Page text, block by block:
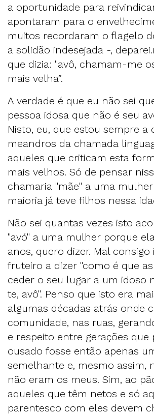
a oportunidade para
apontaram para o
muitos recordaram o flagelo
a solidão indesejada -,
que dizia: "avô, chamam-me
mais velha”.
A verdade é que eu não sei
pessoa idosa que não é seu
Nisto, eu, que estou sempre
meandros da chamada
aqueles que criticam esta
mais velhos. Só de pensar
chamaria "mãe" a uma
maioria já teve filhos nessa
Não sei quantas vezes isto
"avó" a uma mulher porque
anos, quero dizer. Mal
fruteiro a dizer "como é que
ceder o seu lugar a um idoso
te, avô". Penso que isto era
algumas décadas atrás onde
comunidade, nas ruas,
e respeito entre gerações
ousado fosse então apenas
semelhante e, mesmo assim,
não eram os meus. Sim, ao
aqueles que têm netos e só
parentesco com eles devem